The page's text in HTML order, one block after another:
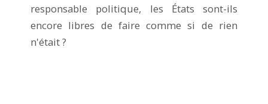
responsable politique, les États sont-ils
encore libres de faire comme si de rien
n'était ?